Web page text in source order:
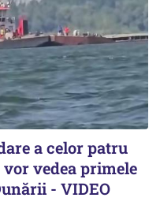
a celor patru
vedea primele
- VIDEO